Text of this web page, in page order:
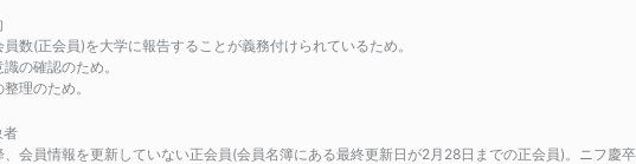
数(正会員)を大学に報告することが義務付けられているため。
の確認のため。
理のため。
者
、会員情報を更新していない正会員(会員名簿にある最終更新日が2月28日までの正会員)。ニフ慶